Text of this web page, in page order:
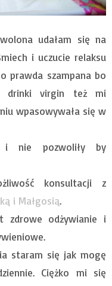
udałam się na
i uczucie relaksu
prawda szampana bo
drinki virgin też mi
wpasowywała się w
i nie pozwoliły by
konsultacji z
i Małgosią.
zdrowe odżywianie i
staram się jak mogę
Ciężko mi się